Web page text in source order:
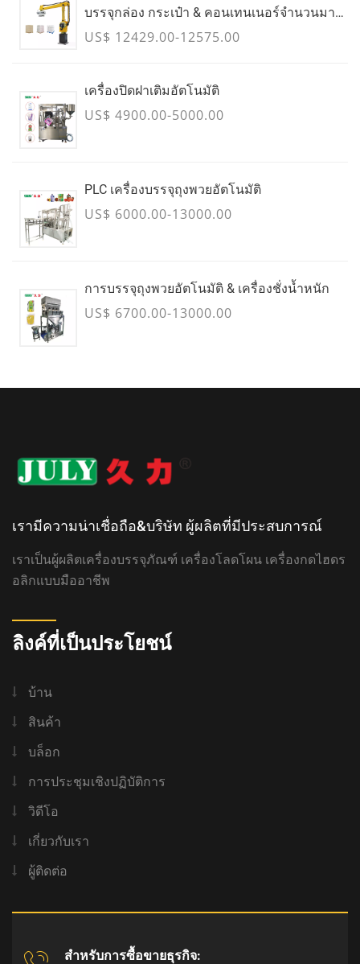
บรรจุกล่อง กระเป๋า & คอนเทนเนอร์จำนวนมาก
- กรกฎาคม
US$ 12429.00-12575.00
เครื่องปิดฝาเติมอัตโนมัติ
US$ 4900.00-5000.00
PLC เครื่องบรรจุถุงพวยอัตโนมัติ
US$ 6000.00-13000.00
การบรรจุถุงพวยอัตโนมัติ & เครื่องชั่งน้ำหนัก
US$ 6700.00-13000.00
เรามีความน่าเชื่อถือ&บริษัท ผู้ผลิตที่มีประสบการณ์
เราเป็นผู้ผลิตเครื่องบรรจุภัณฑ์ เครื่องโลดโผน เครื่องกดไฮดร
อลิกแบบมืออาชีพ
ลิงค์ที่เป็นประโยชน์
บ้าน
สินค้า
บล็อก
การประชุมเชิงปฏิบัติการ
วิดีโอ
เกี่ยวกับเรา
ผู้ติดต่อ
สำหรับการซื้อขายธุรกิจ: